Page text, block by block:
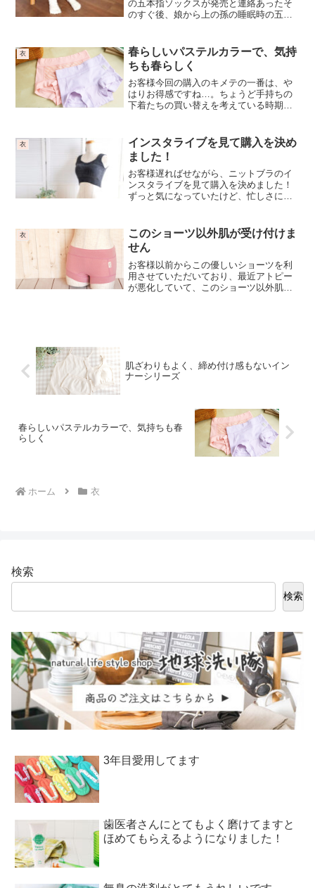
の五本指ソックスが発売と連絡あったそ
のすぐ後、娘から上の孫の睡眠時の五本
と、どこかで、以心伝心？というわけで
買わないことにはいかなくな...
衣
春らしいパステルカラーで、気持
ちも春らしく
お客様今回の購入のキメテの一番は、や
はりお得感ですね…。ちょうど手持ちの
下着たちの買い替えを考えている時期と
れがましさも多少感じ、少し迷いました
が、もしかしたら新しい体...
衣
インスタライブを見て購入を決め
ました！
お客様遅ればせながら、ニットブラのイ
ンスタライブを見て購入を決めました！
ずっと気になっていたけど、忙しさにか
います)、ホームページの「爽やか4点セ
ット」に目がとまり、...
衣
このショーツ以外肌が受け付けま
せん
お客様以前からこの優しいショーツを利
用させていただいており、最近アトピー
が悪化していて、このショーツ以外肌が
肌ざわりもよく、締め付け感もないイン
ナーシリーズ
春らしいパステルカラーで、気持ちも春
らしく
ホーム 衣
検索
検索
3年目愛用してます
歯医者さんにとてもよく磨けてますと
ほめてもらえるようになりました！